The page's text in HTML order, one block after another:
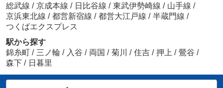
総武線 / 京成本線 / 日比谷線 / 東武伊勢崎線 / 山手線 /
京浜東北線 / 都営新宿線 / 都営大江戸線 / 半蔵門線 /
つくばエクスプレス
駅から探す
錦糸町 / 三ノ輪 / 入谷 / 両国 / 菊川 / 住吉 / 押上 / 鶯谷 /
森下 / 日暮里